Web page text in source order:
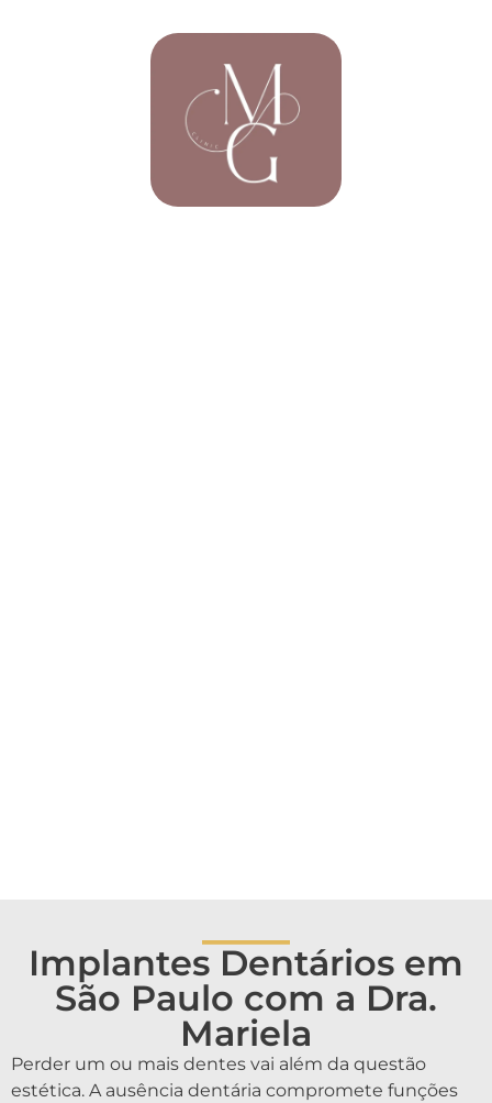
Implantes Dentários em
São Paulo com a Dra.
Mariela
Perder um ou mais dentes vai além da questão
estética. A ausência dentária compromete funções